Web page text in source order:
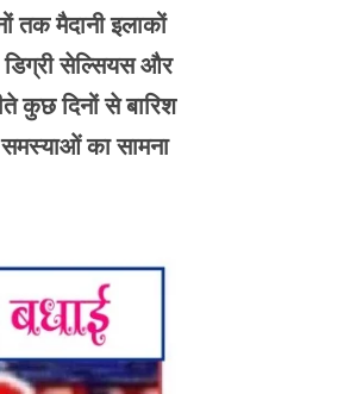
तक मैदानी इलाकों
सेल्सियस और
कुछ दिनों से बारिश
का सामना